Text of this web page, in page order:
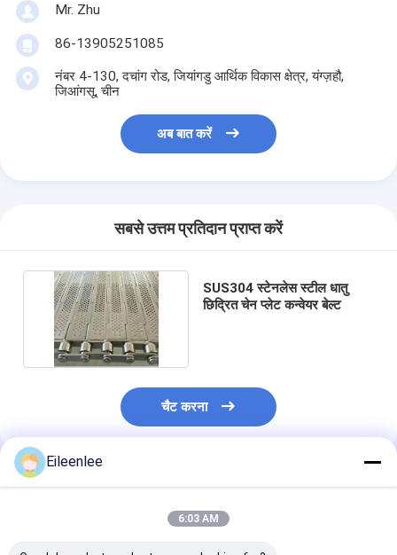
Mr. Zhu
86-13905251085
नंबर 4-130, दचांग रोड, जियांगडु आर्थिक विकास क्षेत्र, यंग्ज़हौ,
जिआंगसू, चीन
अब बात करें
सबसे उत्तम प्रतिदान प्राप्त करें
SUS304 स्टेनलेस स्टील धातु
छिद्रित चेन प्लेट कन्वेयर बेल्ट
चैट करना
अनुशंसित उत्पाद
Eileenlee
6:03 AM